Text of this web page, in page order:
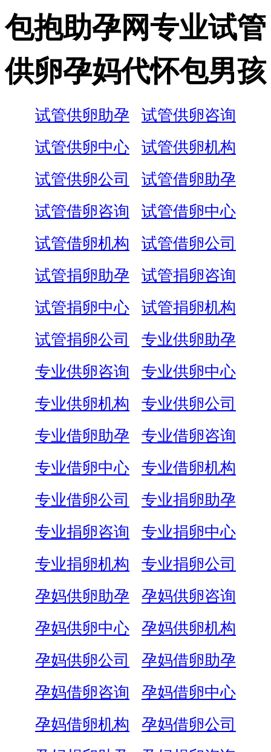
包抱助孕网专业试管
供卵孕妈代怀包男孩
试管供卵助孕
试管供卵咨询
试管供卵中心
试管供卵机构
试管供卵公司
试管借卵助孕
试管借卵咨询
试管借卵中心
试管借卵机构
试管借卵公司
试管捐卵助孕
试管捐卵咨询
试管捐卵中心
试管捐卵机构
试管捐卵公司
专业供卵助孕
专业供卵咨询
专业供卵中心
专业供卵机构
专业供卵公司
专业借卵助孕
专业借卵咨询
专业借卵中心
专业借卵机构
专业借卵公司
专业捐卵助孕
专业捐卵咨询
专业捐卵中心
专业捐卵机构
专业捐卵公司
孕妈供卵助孕
孕妈供卵咨询
孕妈供卵中心
孕妈供卵机构
孕妈供卵公司
孕妈借卵助孕
孕妈借卵咨询
孕妈借卵中心
孕妈借卵机构
孕妈借卵公司